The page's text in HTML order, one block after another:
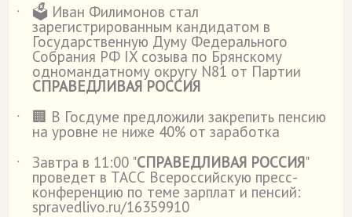
˙
🗳️ Иван Филимонов стал
зарегистрированным кандидатом в
Государственную Думу Федерального
Собрания РФ IX созыва по Брянскому
одномандатному округу N81 от Партии
СПРАВЕДЛИВАЯ РОССИЯ
˙
🏢 В Госдуме предложили закрепить пенсию
на уровне не ниже 40% от заработка
˙
Завтра в 11:00 "СПРАВЕДЛИВАЯ РОССИЯ"
проведет в ТАСС Всероссийскую пресс-
конференцию по теме зарплат и пенсий:
spravedlivo.ru/16359910